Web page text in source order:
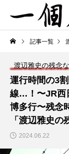
記事一覧
渡辺雅史の残念
運行時間の3
線…！〜JR西
博多行〜残念
「渡辺雅史
2024.06.22